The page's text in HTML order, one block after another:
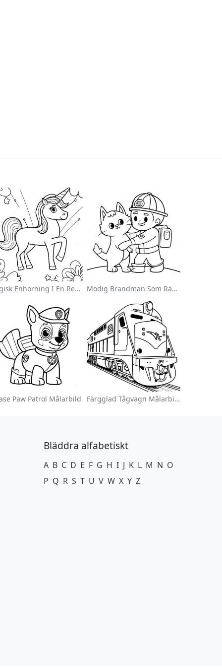
Magisk Enhörning I En Regnbåge Målarbild Modig Brandman Som Räddar En Katt Målarbild
Paw Patrol Målarbild Färgglad Tågvagn Målarbild
Bläddra alfabetiskt
A B C D E F G H I J K L M N O
P Q R S T U V W X Y Z